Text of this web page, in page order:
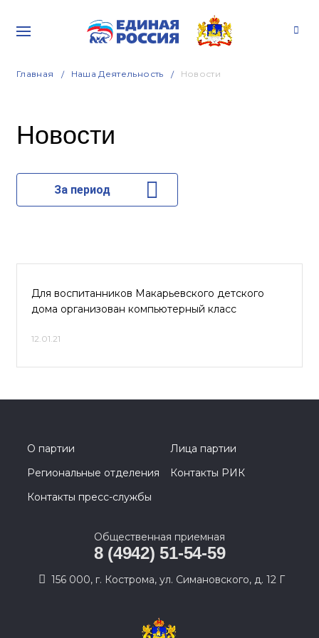
Главная Наша Деятельность Новости
Новости
За период
Для воспитанников Макарьевского детского
дома организован компьютерный класс
12.01.21
О партии
Лица партии
Региональные отделения
Контакты РИК
Контакты пресс-службы
Общественная приемная
8 (4942) 51-54-59
156 000, г. Кострома, ул. Симановского, д. 12 Г